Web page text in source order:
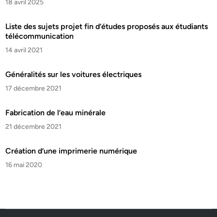
18 avril 2025
Liste des sujets projet fin d’études proposés aux étudiants
télécommunication
14 avril 2021
Généralités sur les voitures électriques
17 décembre 2021
Fabrication de l’eau minérale
21 décembre 2021
Création d’une imprimerie numérique
16 mai 2020